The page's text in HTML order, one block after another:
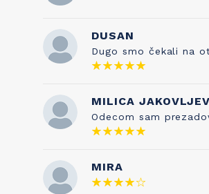
DUSAN
Dugo smo čekali na
MILICA
Odecom sam
MIRA
veze sa čarapama, prvobitnim
1893. Sve je počelo od njegovog
Etiennea, koji je izumeo gaće 1918.
inspirisan je francuskom vrtićkom
je njegova supruga pevala njihovoj
tako su brend i ova pesmica
neraskidivo povezane!